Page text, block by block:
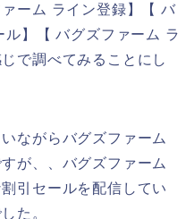
ーム ライン登録】【 バ
】【 バグズファーム ラ
で調べてみることにし
ながらバグズファーム
が、、バグズファーム
引セールを配信してい
た。